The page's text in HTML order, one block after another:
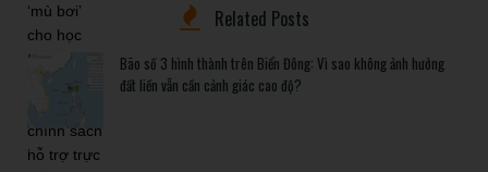
Related Posts
Bão số 3 hình thành trên Biển Đông: Vì sao không ảnh hưởng
đất liền vẫn cần cảnh giác cao độ?